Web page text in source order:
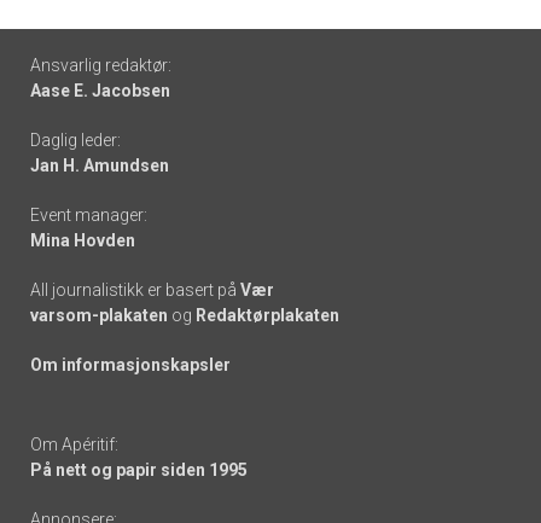
Footer
-
links
Ansvarlig redaktør:
Aase E. Jacobsen
Daglig leder:
Jan H. Amundsen
Event manager:
Mina Hovden
All journalistikk er basert på Vær
varsom-plakaten og Redaktørplakaten
Om informasjonskapsler
Om Apéritif:
På nett og papir siden 1995